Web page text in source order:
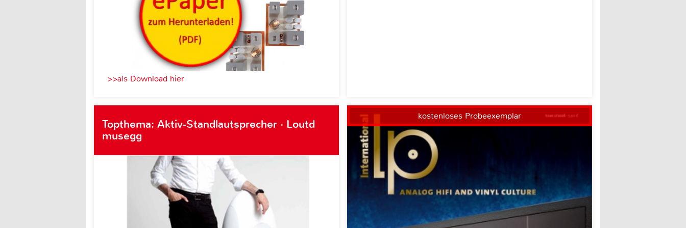
>>als Download hier
Topthema: Aktiv-Standlautsprecher · Loutd
musegg
kostenloses Probeexemplar